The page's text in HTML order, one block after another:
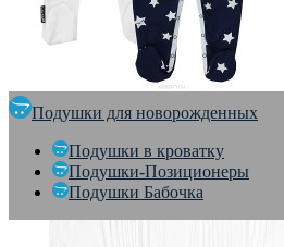
Подушки для новорожденных
Подушки в кроватку
Подушки-Позиционеры
Подушки Бабочка